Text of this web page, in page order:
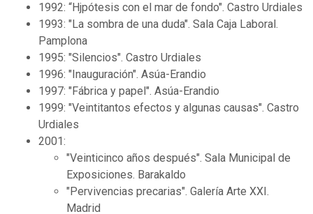
1992: “Hjpótesis con el mar de fondo". Castro Urdiales
1993: "La sombra de una duda". Sala Caja Laboral.
Pamplona
1995: "Silencios". Castro Urdiales
1996: "Inauguración". Asúa-Erandio
1997: "Fábrica y papel". Asúa-Erandio
1999: "Veintitantos efectos y algunas causas". Castro
Urdiales
2001:
"Veinticinco años después". Sala Municipal de
Exposiciones. Barakaldo
"Pervivencias precarias". Galería Arte XXI.
Madrid